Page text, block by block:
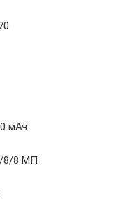
мАч
8/8 МП